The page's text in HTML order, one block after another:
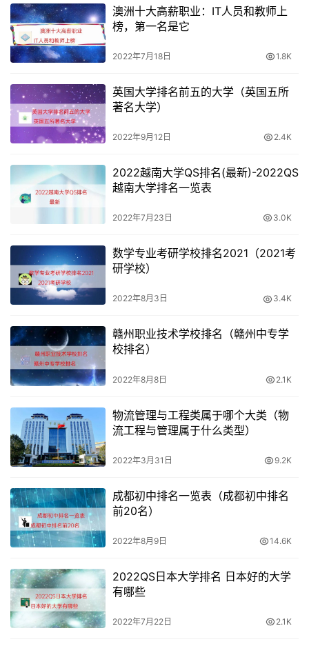
澳洲十大高薪职业：IT人员和教师上
榜，第一名是它
2022年7月18日 1.8K
英国大学排名前五的大学（英国五所
著名大学）
2022年9月12日 2.4K
2022越南大学QS排名(最新)-2022QS
越南大学排名一览表
2022年7月23日 3.0K
数学专业考研学校排名2021（2021考
研学校）
2022年8月3日 3.4K
赣州职业技术学校排名（赣州中专学
校排名）
2022年8月8日 2.1K
物流管理与工程类属于哪个大类（物
流工程与管理属于什么类型）
2022年3月31日 9.2K
成都初中排名一览表（成都初中排名
前20名）
2022年8月9日 14.6K
2022QS日本大学排名 日本好的大学
有哪些
2022年7月22日 2.1K